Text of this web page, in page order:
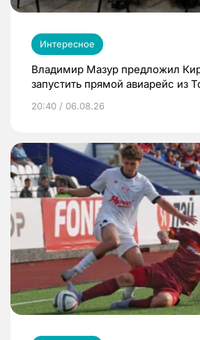
Интересное
Владимир Мазур предложил
запустить прямой авиарейс из
20:40 / 06.08.26